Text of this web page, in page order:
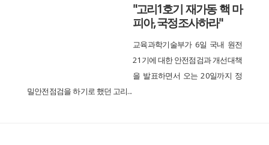
"고리1호기 재가동 핵 마
피아, 국정조사하라"
교육과학기술부가 6일 국내 원전
21기에 대한 안전점검과 개선대책
을 발표하면서 오는 20일까지 정
밀안전점검을 하기로 했던 고리...